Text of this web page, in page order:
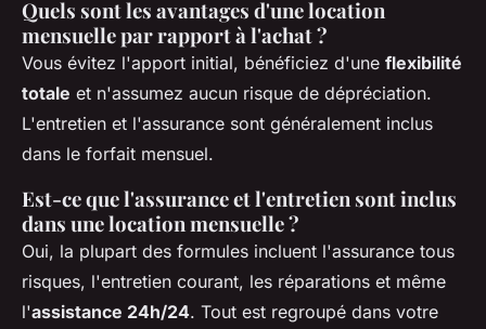
Quels sont les avantages d'une location
mensuelle par rapport à l'achat ?
Vous évitez l'apport initial, bénéficiez d'une flexibilité
totale et n'assumez aucun risque de dépréciation.
L'entretien et l'assurance sont généralement inclus
dans le forfait mensuel.
Est-ce que l'assurance et l'entretien sont inclus
dans une location mensuelle ?
Oui, la plupart des formules incluent l'assurance tous
risques, l'entretien courant, les réparations et même
l'assistance 24h/24. Tout est regroupé dans votre